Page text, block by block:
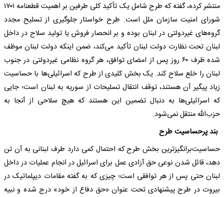
منتشر کرده، گفته که طرح شامل یک تأکید کلی طرفین بر اهمیت قطعنامه ۱۷۰۱
شورای امنیت سازمان ملل است. طرح خواستار جلوگیری از تسلیح مجدد
گروه‌های غیردولتی در لبنان بوده و بر انحصار فروش یا تولید سلاح در داخل
لبنان تحت نظارت دولت لبنان تأکید می‌کند، ضمن اینکه دولت لبنان موظف
شده ظرف ۶۰ روز پس از امضای توافق، هر گروه نظامی غیردولتی در جنوب
لبنان را خلع سلاح کند. یک بخش کلیدی از طرح که اسرائیلی‌ها با حساسیت
زیاد پیگیر آن هستند، توقف انتقال تسلیحات از سوریه به لبنان است؛ جایی
که اسرائیلی‌ها به دنبال تضمین این هستند که هیچ سلاحی از آنجا به
حزب‌الله منتقل نمی‌شود.
بند پرحساسیت طرح
حساسیت‌برانگیز‌ترین بخش طرح که احتمال کمی دارد طرف لبنانی به آن تن
دهد، قائل شدن نوعی حق آزادی عمل برای اسرائیل در انجام عملیات در داخل
لبنان حتی پس از هر توافقی است؛ چیزی که به گفته مقامات دیپلماتیک در
بیروت در طرح پیشنهادی تحت عنوان «حق دفاع از خود» درج شده و نبیه